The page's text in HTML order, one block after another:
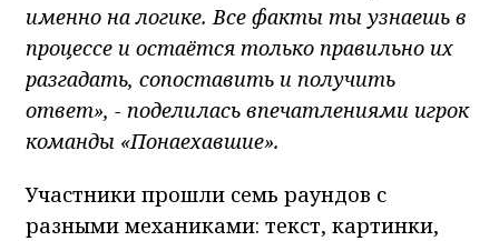
именно на логике. Все факты ты узнаешь в
процессе и остаётся только правильно их
разгадать, сопоставить и получить
ответ», - поделилась впечатлениями игрок
команды «Понаехавшие».
Участники прошли семь раундов с
разными механиками: текст, картинки,